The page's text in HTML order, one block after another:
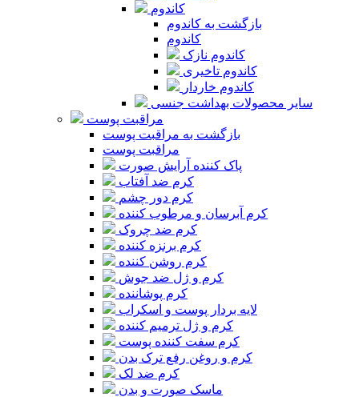
کاندوم
بازگشت به کاندوم
کاندوم
کاندوم نازک
کاندوم تاخیری
کاندوم خاردار
سایر محصولات بهداشت جنسی
مراقبت پوست
بازگشت به مراقبت پوست
مراقبت پوست
پاک کننده آرایش صورت
کرم ضد آفتاب
کرم دور چشم
کرم آبرسان و مرطوب کننده
کرم ضد چروک
کرم برنزه کننده
کرم روشن کننده
کرم و ژل ضد جوش
کرم پوشاننده
لایه بردار پوست و اسکراب
کرم و ژل ترمیم کننده
کرم سفت کننده پوست
کرم و روغن رفع ترک بدن
کرم ضد لک
ماسک صورت و بدن